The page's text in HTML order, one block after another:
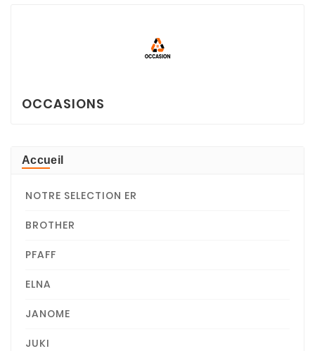
OCCASIONS
Accueil
NOTRE SELECTION ER
BROTHER
PFAFF
ELNA
JANOME
JUKI